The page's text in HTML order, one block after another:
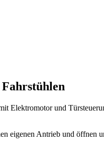
Elektromotor und
eigenen Antrieb und öffnen